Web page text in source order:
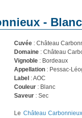
- Blanc
Cuvée : Château
Domaine : Château
Vignoble : Bordeaux
Appellation : Pessac-
Label : AOC
Couleur : Blanc
Saveur : Sec
Le Château